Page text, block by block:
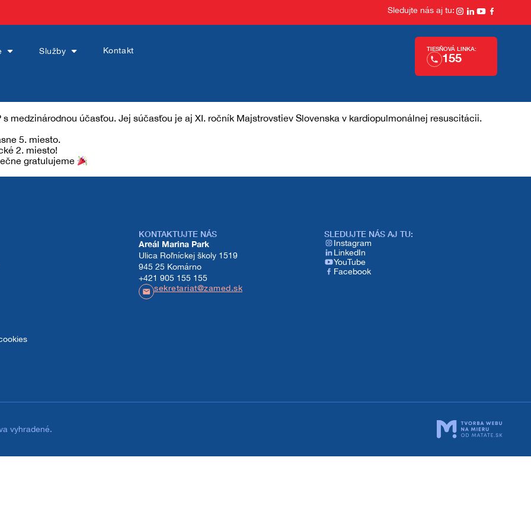
Sledujte nás aj tu:
Služby Kontakt TIESŇOVÁ LINKA:
155
medzinárodnou účasťou. Jej súčasťou je aj XI. ročník Majstrovstiev Slovenska v kardiopulmonálnej resuscitácii.
5. miesto.
2. miesto!
gratulujeme
KONTAKTUJTE NÁS
Areál Marina Park
Ulica Roľníckej školy 1519
945 25 Komárno
+421 905 155 155
sekretariat@zamed.sk
SLEDUJTE NÁS AJ TU:​
Instagram
LinkedIn
YouTube
Facebook
vyhradené.